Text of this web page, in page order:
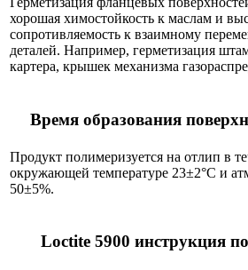
хорошая химостойкость к маслам и
сопротивляемость к взаимному
деталей. Например, герметизация
картера, крышек механизма
Время образования
Продукт полимеризуется на отлип в
окружающей температуре 23±2°C и
50±5%.
Loctite 5900 инструкция